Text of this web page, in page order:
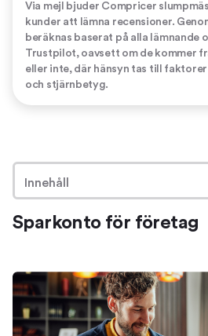
Via mejl bjuder Compricer
kunder att lämna recensioner.
beräknas baserat på alla lämnande
Trustpilot, oavsett om de kommer
eller inte, där hänsyn tas till
och stjärnbetyg.
Innehåll
Sparkonto för företag
Fördelarna med att jämföra
Compricer
Så skaffar du ett bra
Sparkonto för företag